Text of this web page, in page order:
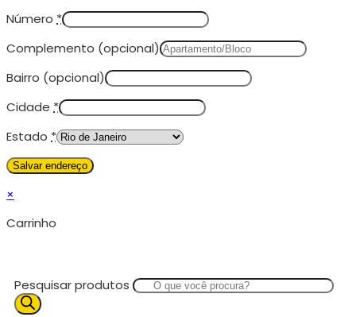
Número *
Complemento (opcional)
Bairro (opcional)
Cidade *
Estado *
×
Carrinho
Pesquisar produtos